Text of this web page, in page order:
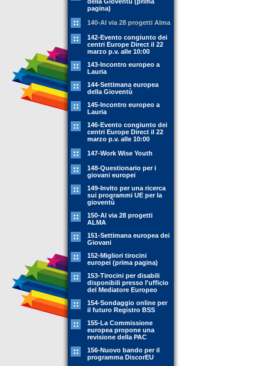
pagina)
140-Al via 28 progetti Alma
142-Evento congiunto dei
centri Europe Direct il 22
marzo p.v. alle 10:00
143-Incontro europeo a
Lauria
144-Settimana europea
della Gioventù
145-Incontro europeo a
Lauria
146-Evento congiunto dei
centri Europe Direct il 22
marzo p.v. alle 10:00
147-Work Wise Youth
148-Questionario per i
giovani europei
149-Invito per una ricerca
sui programmi UE per la
gioventù
150-Al via 28 progetti
ALMA
151-Settimana europea dei
Giovani
152-Migliori tirocini
europei (prima pagina)
153-Tirocini per disabili
disponibili presso l'ufficio
del Mediatore Europeo
154-Sondaggio online per
il futuro Registro BSS
155-La Commissione
europea propone una
revisione della PAC
156-Nuovo bando per il
programma DiscorEU